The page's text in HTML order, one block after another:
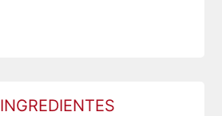
INGREDIENTES